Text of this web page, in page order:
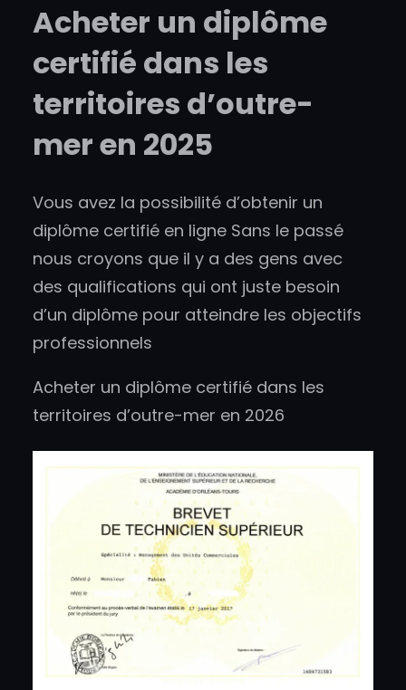
Acheter un diplôme
certifié dans les
territoires d’outre-
mer en 2025
Vous avez la possibilité d’obtenir un
diplôme certifié en ligne Sans le passé
nous croyons que il y a des gens avec
des qualifications qui ont juste besoin
d’un diplôme pour atteindre les objectifs
professionnels
Acheter un diplôme certifié dans les
territoires d’outre-mer en 2026